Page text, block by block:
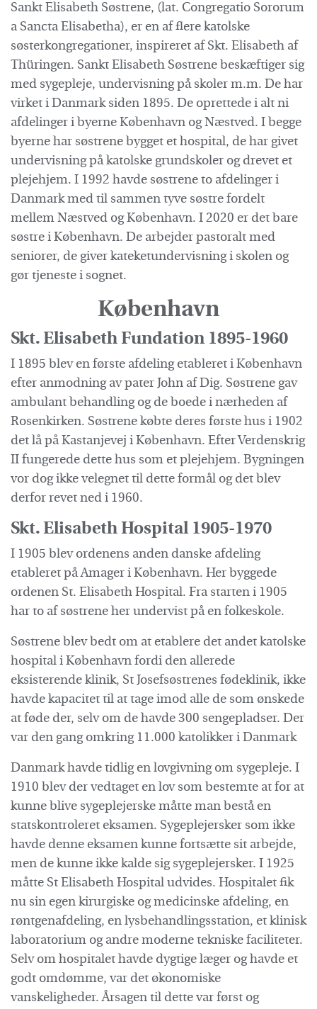
Sankt Elisabeth Søstrene, (lat. Congregatio Sororum
a Sancta Elisabetha), er en af flere katolske
søsterkongregationer, inspireret af Skt. Elisabeth af
Thüringen. Sankt Elisabeth Søstrene beskæftiger sig
med sygepleje, undervisning på skoler m.m. De har
virket i Danmark siden 1895. De oprettede i alt ni
afdelinger i byerne København og Næstved. I begge
byerne har søstrene bygget et hospital, de har givet
undervisning på katolske grundskoler og drevet et
plejehjem. I 1992 havde søstrene to afdelinger i
Danmark med til sammen tyve søstre fordelt
mellem Næstved og København. I 2020 er det bare
søstre i København. De arbejder pastoralt med
seniorer, de giver kateketundervisning i skolen og
gør tjeneste i sognet.
København
Skt. Elisabeth Fundation 1895-1960
I 1895 blev en første afdeling etableret i København
efter anmodning av pater John af Dig. Søstrene gav
ambulant behandling og de boede i nærheden af
Rosenkirken. Søstrene købte deres første hus i 1902
det lå på Kastanjevej i København. Efter Verdenskrig
II fungerede dette hus som et plejehjem. Bygningen
vor dog ikke velegnet til dette formål og det blev
derfor revet ned i 1960.
Skt. Elisabeth Hospital 1905-1970
I 1905 blev ordenens anden danske afdeling
etableret på Amager i København. Her byggede
ordenen St. Elisabeth Hospital. Fra starten i 1905
har to af søstrene her undervist på en folkeskole.
Søstrene blev bedt om at etablere det andet katolske
hospital i København fordi den allerede
eksisterende klinik, St Josefsøstrenes fødeklinik, ikke
havde kapacitet til at tage imod alle de som ønskede
at føde der, selv om de havde 300 sengepladser. Der
var den gang omkring 11.000 katolikker i Danmark
Danmark havde tidlig en lovgivning om sygepleje. I
1910 blev der vedtaget en lov som bestemte at for at
kunne blive sygeplejerske måtte man bestå en
statskontroleret eksamen. Sygeplejersker som ikke
havde denne eksamen kunne fortsætte sit arbejde,
men de kunne ikke kalde sig sygeplejersker. I 1925
måtte St Elisabeth Hospital udvides. Hospitalet fik
nu sin egen kirurgiske og medicinske afdeling, en
røntgenafdeling, en lysbehandlingsstation, et klinisk
laboratorium og andre moderne tekniske faciliteter.
Selv om hospitalet havde dygtige læger og havde et
godt omdømme, var det økonomiske
vanskeligheder. Årsagen til dette var først og